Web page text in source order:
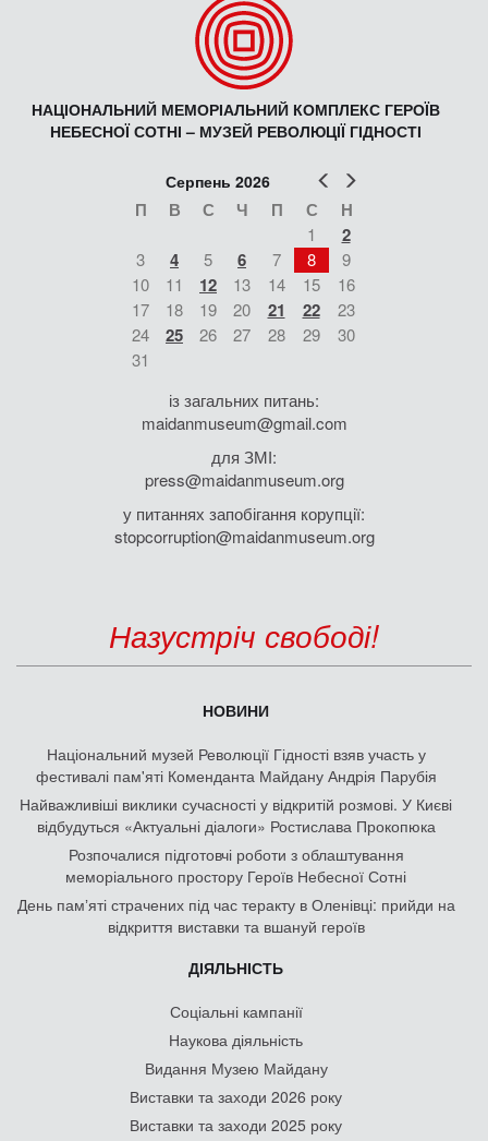
НАЦІОНАЛЬНИЙ МЕМОРІАЛЬНИЙ КОМПЛЕКС ГЕРОЇВ
НЕБЕСНОЇ СОТНІ – МУЗЕЙ РЕВОЛЮЦІЇ ГІДНОСТІ
Попер
Серпень 2026
П В С Ч П С Н
1 2
3 4 5 6 7 8
9
10
11 12 13 14 15
16
17
18 19 20 21 22
23
24
25 26 27 28 29
30
31
із загальних питань:
maidanmuseum@gmail.com
для ЗМІ:
press@maidanmuseum.org
у питаннях запобігання корупції:
stopcorruption@maidanmuseum.org
Назустріч свободі!
НОВИНИ
Національний музей Революції Гідності взяв участь у
фестивалі пам'яті Коменданта Майдану Андрія Парубія
Найважливіші виклики сучасності у відкритій розмові. У Києві
відбудуться «Актуальні діалоги» Ростислава Прокопюка
Розпочалися підготовчі роботи з облаштування
меморіального простору Героїв Небесної Сотні
День памʼяті страчених під час теракту в Оленівці: прийди на
відкриття виставки та вшануй героїв
ДІЯЛЬНІСТЬ
Соціальні кампанії
Наукова діяльність
Видання Музею Майдану
Виставки та заходи 2026 року
Виставки та заходи 2025 року